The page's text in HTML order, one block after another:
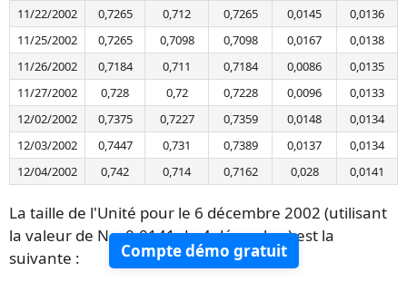
11/22/2002
0,7265 0,712 0,7265 0,0145
0,0136
11/25/2002
0,7265 0,7098 0,7098 0,0167
0,0138
11/26/2002
0,7184 0,711 0,7184 0,0086
0,0135
11/27/2002
0,728 0,72 0,7228 0,0096
0,0133
12/02/2002
0,7375 0,7227 0,7359 0,0148
0,0134
12/03/2002
0,7447 0,731 0,7389 0,0137
0,0134
12/04/2002
0,742 0,714 0,7162 0,028 0,0141
La taille de l'Unité pour le 6 décembre 2002 (utilisant
la valeur de N = 0,0141 du 4 décembre) est la
suivante :
Compte démo gratuit